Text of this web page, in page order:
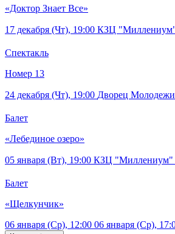
«Доктор Знает Все»
17 декабря (Чт), 19:00 КЗЦ
Спектакль
Номер 13
24 декабря (Чт), 19:00 Дворец Молодежи
Балет
«Лебединое озеро»
05 января (Вт), 19:00 КЗЦ "Миллениум"
Балет
«Щелкунчик»
06 января (Ср), 12:00 06 января (Ср),